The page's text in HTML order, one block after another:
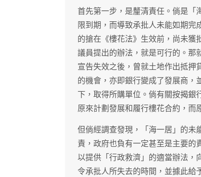
首先第一步，是釐清責任。倘是「
限到期，而導致承批人未能如期
的搶在《樓花法》生效前，尚未獲
議員提出的辦法，就是可行的。那
宣告失效之後，曾就土地作出抵押
的機會，亦即銀行變成了發展商，
下，取得所購單位。倘有關按揭銀
原來計劃發展和履行樓花合約，而
但倘經調查發現，「海一居」的未
責，政府也負有一定甚至是主要的
以提供「行政救濟」的適當辦法，
令承批人所失去的時間，並據此給